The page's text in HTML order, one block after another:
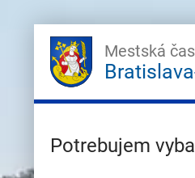
Mestská
Potrebujem